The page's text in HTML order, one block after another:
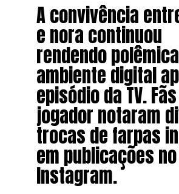
A convivência
e nora continuou
rendendo
ambiente digital
episódio da TV.
jogador notaram
trocas de farpas
em publicações no
Instagram.